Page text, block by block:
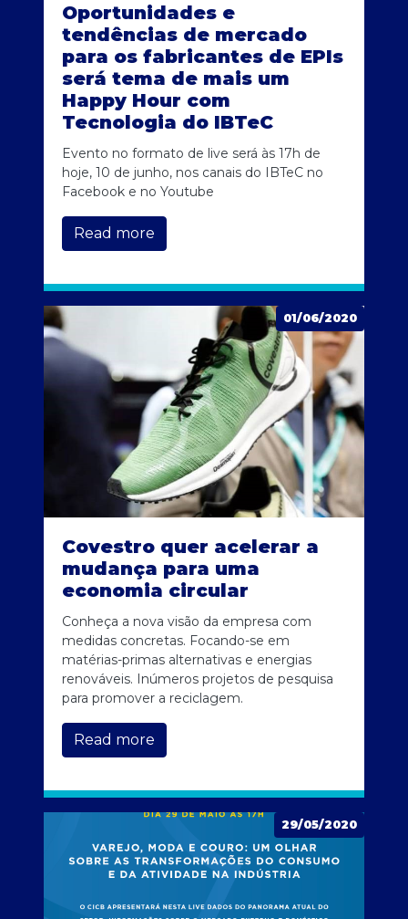
Oportunidades e
tendências de mercado
para os fabricantes de EPIs
será tema de mais um
Happy Hour com
Tecnologia do IBTeC
Evento no formato de live será às 17h de
hoje, 10 de junho, nos canais do IBTeC no
Facebook e no Youtube
Read more
01/06/2020
Covestro quer acelerar a
mudança para uma
economia circular
Conheça a nova visão da empresa com
medidas concretas. Focando-se em
matérias-primas alternativas e energias
renováveis. Inúmeros projetos de pesquisa
para promover a reciclagem.
Read more
29/05/2020